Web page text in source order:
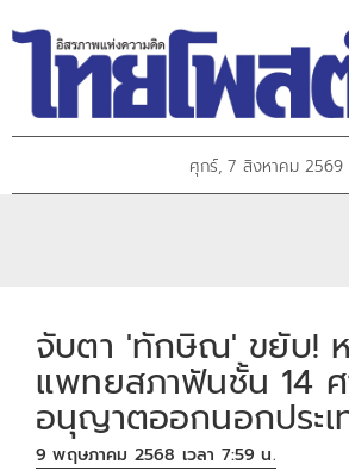
ศุกร์, 7 สิงหาคม 2569
จับตา 'ทักษิณ' ขยับ!
แพทยสภาฟันชั้น 14 ศ
อนุญาตออกนอกประเ
9 พฤษภาคม 2568 เวลา 7:59 น.